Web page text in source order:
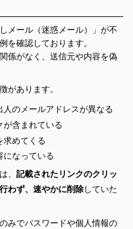
メール（迷惑メール）」が不
を確認しております。
係がなく、送信元や内容を偽
があります。
のメールアドレスが異なる
が含まれている
求めてくる
になっている
、 記載されたリンクのクリッ
わず、速やかに削除していた
みでパスワードや個人情報の